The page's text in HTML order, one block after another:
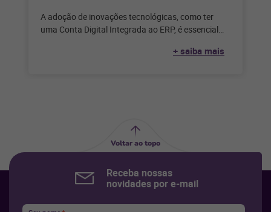
A adoção de inovações tecnológicas, como ter
uma Conta Digital Integrada ao ERP, é essencial
+ saiba mais
Voltar ao topo
Receba nossas
novidades por e-mail